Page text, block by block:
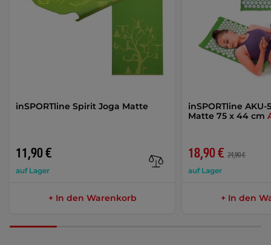
inSPORTline Spirit Joga Matte
11,90 €
auf Lager
+ In den Warenkorb
inSPORTline
Matte 75 x 44 cm
18,90 € 24,90 €
auf Lager
+ In den